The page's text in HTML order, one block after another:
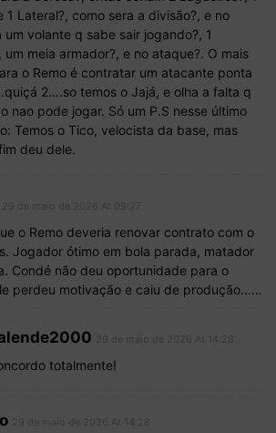
1 Lateral?, como sera a divisão?, e no
um volante q sabe sair jogando?, 1
um meia armador?, e no ataque?. O mais
o Remo é contratar um atacante ponta
2….so temos o Jajá, e olha a falta q
nao pode jogar. Só um P.S nesse último
Temos o Tico, velocista da base, mas
deu dele.
o Remo deveria renovar contrato com o
Jogador ótimo em bola parada, matador
Condé não deu oportunidade para o
perdeu motivação e caiu de produção……
totalmente!